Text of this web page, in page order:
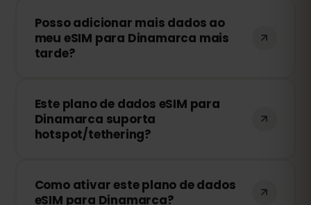
dados, sua conexão será interrompida.
Você pode recarregar facilmente sua
eSIM através do painel eSIMFOX e
Posso adicionar mais dados ao
meu eSIM para Dinamarca mais
tarde?
qualquer momento sem precisar
reinstalar o eSIM. Basta acessar sua
conta e escolher o valor desejado.
Este plano de dados eSIM para
Dinamarca suporta
hotspot/tethering?
conexão com outros dispositivos
Como ativar este plano de dados
eSIM para Dinamarca?